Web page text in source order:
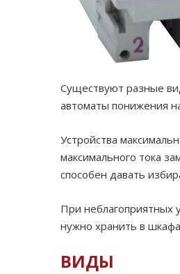
Существуют разные
автоматы понижения
Устройства
максимального тока
способен давать
При неблагоприятных
нужно хранить в
ВИДЫ